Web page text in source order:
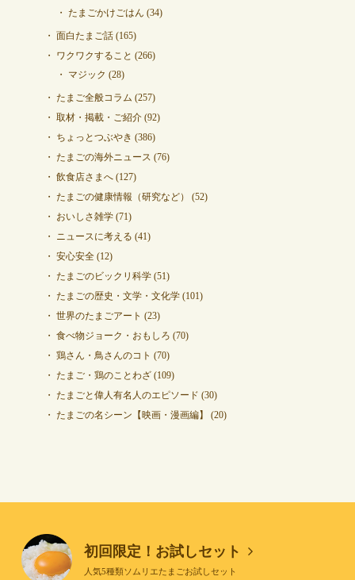
たまごかけごはん (34)
面白たまご話(165)
ワクワクすること (266)
マジック (28)
たまご全般コラム (257)
取材・掲載・ご紹介(92)
ちょっとつぶやき (386)
たまごの海外ニュース (76)
飲食店さまへ(127)
たまごの健康情報（研究など）
(52)
おいしさ雑学(71)
ニュースに考える (41)
安心安全(12)
たまごのビックリ科学(51)
たまごの歴史・文学・文化学(101)
世界のたまごアート (23)
食べ物ジョーク・おもしろ (70)
鶏さん・鳥さんのコト (70)
たまご・鶏のことわざ(109)
たまごと偉人有名人のエピソード (30)
たまごの名シーン【映画・漫画編】
(20)
初回限定！お試しセット
人気5種類ソムリエたまごお試しセット